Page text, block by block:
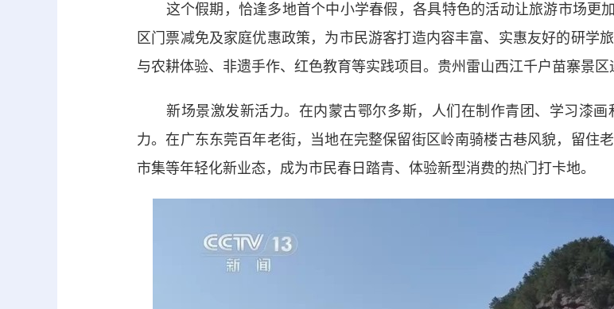
这个假期，恰逢多地首个中小学春假，各具特色的活动让旅游市场更
区门票减免及家庭优惠政策，为市民游客打造内容丰富、实惠友好的研学
与农耕体验、非遗手作、红色教育等实践项目。贵州雷山西江千户苗寨景区
新场景激发新活力。在内蒙古鄂尔多斯，人们在制作青团、学习漆画
力。在广东东莞百年老街，当地在完整保留街区岭南骑楼古巷风貌，留住
市集等年轻化新业态，成为市民春日踏青、体验新型消费的热门打卡地。